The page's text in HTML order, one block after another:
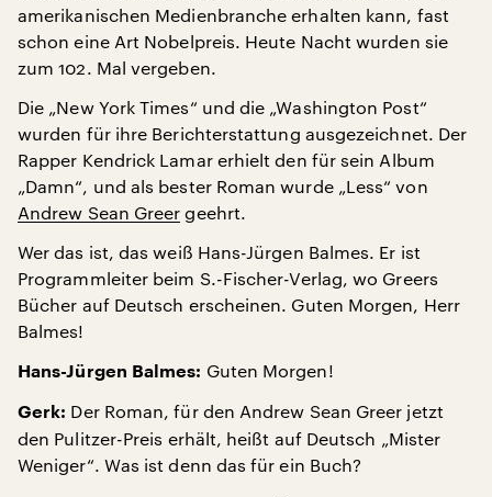
amerikanischen Medienbranche erhalten kann, fast
schon eine Art Nobelpreis. Heute Nacht wurden sie
zum 102. Mal vergeben.
Die „New York Times“ und die „Washington Post“
wurden für ihre Berichterstattung ausgezeichnet. Der
Rapper Kendrick Lamar erhielt den für sein Album
„Damn“, und als bester Roman wurde „Less“ von
Andrew Sean Greer geehrt.
Wer das ist, das weiß Hans-Jürgen Balmes. Er ist
Programmleiter beim S.-Fischer-Verlag, wo Greers
Bücher auf Deutsch erscheinen. Guten Morgen, Herr
Balmes!
Hans-Jürgen Balmes: Guten Morgen!
Gerk: Der Roman, für den Andrew Sean Greer jetzt
den Pulitzer-Preis erhält, heißt auf Deutsch „Mister
Weniger“. Was ist denn das für ein Buch?